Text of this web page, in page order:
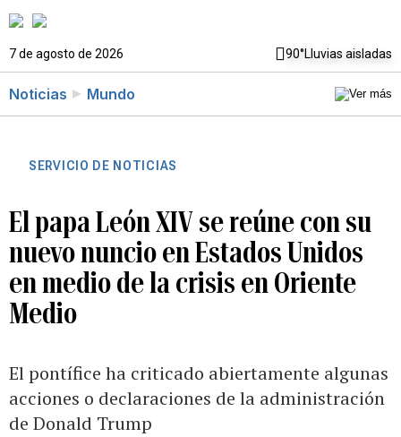
7 de agosto de 2026 90°Lluvias aisladas
Noticias Mundo
SERVICIO DE NOTICIAS
El papa León XIV se reúne con su
nuevo nuncio en Estados Unidos
en medio de la crisis en Oriente
Medio
El pontífice ha criticado abiertamente algunas
acciones o declaraciones de la administración
de Donald Trump